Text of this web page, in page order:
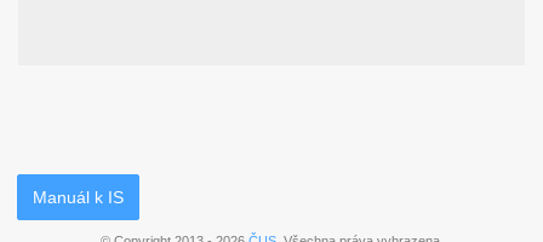
Manuál k IS